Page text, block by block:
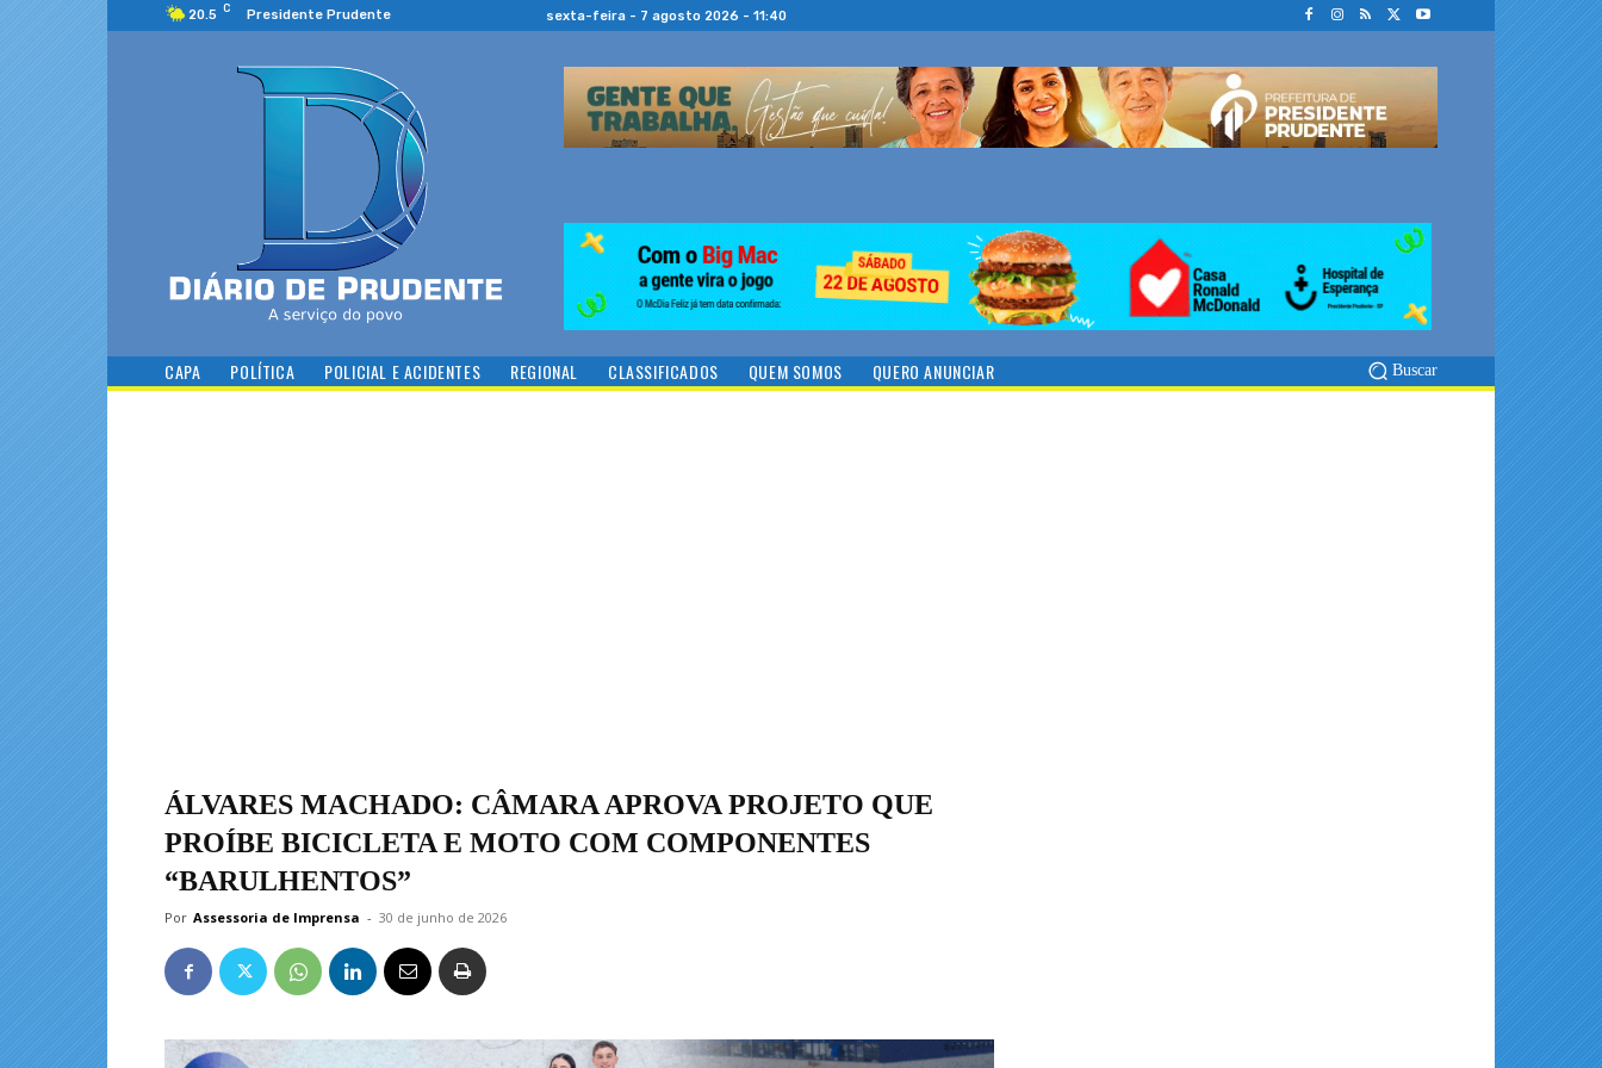
20.5 C Presidente Prudente sexta-feira - 7 agosto 2026 - 11:40
CAPA POLÍTICA POLICIAL E ACIDENTES REGIONAL CLASSIFICADOS QUEM SOMOS QUERO ANUNCIAR Buscar
ÁLVARES MACHADO: CÂMARA APROVA PROJETO QUE
PROÍBE BICICLETA E MOTO COM COMPONENTES
“BARULHENTOS”
Por Assessoria de Imprensa - 30 de junho de 2026